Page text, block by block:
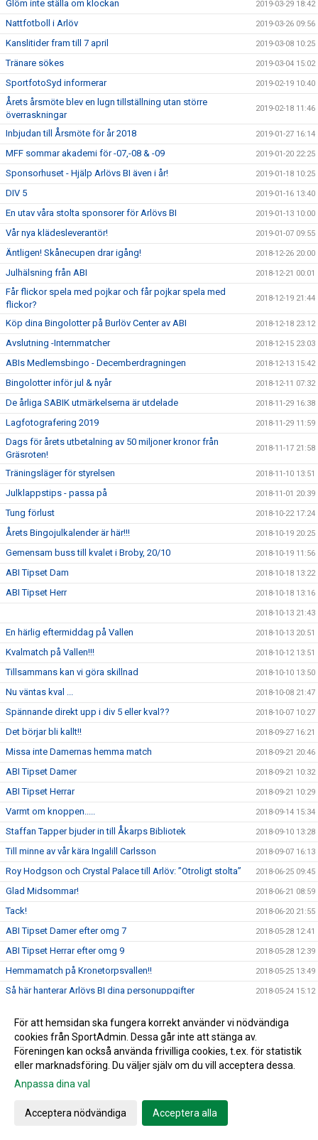
Glöm inte ställa om klockan 2019-03-29 18:42
Nattfotboll i Arlöv 2019-03-26 09:56
Kanslitider fram till 7 april 2019-03-08 10:25
Tränare sökes 2019-03-04 15:02
SportfotoSyd informerar 2019-02-19 10:40
Årets årsmöte blev en lugn tillställning utan större
överraskningar
2019-02-18 11:46
Inbjudan till Årsmöte för år 2018 2019-01-27 16:14
MFF sommar akademi för -07,-08 & -09 2019-01-20 22:25
Sponsorhuset - Hjälp Arlövs BI även i år! 2019-01-18 10:25
DIV 5 2019-01-16 13:40
En utav våra stolta sponsorer för Arlövs BI 2019-01-13 10:00
Vår nya klädesleverantör! 2019-01-07 09:55
Äntligen! Skånecupen drar igång! 2018-12-26 20:00
Julhälsning från ABI 2018-12-21 00:01
Får flickor spela med pojkar och får pojkar spela med
flickor?
2018-12-19 21:44
Köp dina Bingolotter på Burlöv Center av ABI 2018-12-18 23:12
Avslutning -Internmatcher 2018-12-15 23:03
ABIs Medlemsbingo - Decemberdragningen 2018-12-13 15:42
Bingolotter inför jul & nyår 2018-12-11 07:32
De årliga SABIK utmärkelserna är utdelade 2018-11-29 16:38
Lagfotografering 2019 2018-11-29 11:59
Dags för årets utbetalning av 50 miljoner kronor från
Gräsroten!
2018-11-17 21:58
Träningsläger för styrelsen 2018-11-10 13:51
Julklappstips - passa på 2018-11-01 20:39
Tung förlust 2018-10-22 17:24
Årets Bingojulkalender är här!!! 2018-10-19 20:25
Gemensam buss till kvalet i Broby, 20/10 2018-10-19 11:56
ABI Tipset Dam 2018-10-18 13:22
ABI Tipset Herr 2018-10-18 13:16
2018-10-13 21:43
En härlig eftermiddag på Vallen 2018-10-13 20:51
Kvalmatch på Vallen!!! 2018-10-12 13:51
Tillsammans kan vi göra skillnad 2018-10-10 13:50
Nu väntas kval ... 2018-10-08 21:47
Spännande direkt upp i div 5 eller kval?? 2018-10-07 10:27
Det börjar bli kallt!! 2018-09-27 16:21
Missa inte Damernas hemma match 2018-09-21 20:46
ABI Tipset Damer 2018-09-21 10:32
ABI Tipset Herrar 2018-09-21 10:29
Varmt om knoppen..... 2018-09-14 15:34
Staffan Tapper bjuder in till Åkarps Bibliotek 2018-09-10 13:28
Till minne av vår kära Ingalill Carlsson 2018-09-07 16:13
Roy Hodgson och Crystal Palace till Arlöv: ”Otroligt stolta” 2018-06-25 09:45
Glad Midsommar! 2018-06-21 08:59
Tack! 2018-06-20 21:55
ABI Tipset Damer efter omg 7 2018-05-28 12:41
ABI Tipset Herrar efter omg 9 2018-05-28 12:39
Hemmamatch på Kronetorpsvallen!! 2018-05-25 13:49
Så här hanterar Arlövs BI dina personuppgifter 2018-05-24 15:12
ABI Tipset Damer 2018-04-30 11:12
ABI Tipset Herrar 2018-04-30 11:10
Herrseniorer spelar hemma i kväll! 2018-04-23 14:52
Hemma premiär för vårt Damlag!!!
Missa inte årets ABI cup den 30 juni
För att hemsidan ska fungera korrekt använder vi nödvändiga
cookies från SportAdmin. Dessa går inte att stänga av.
Föreningen kan också använda frivilliga cookies, t.ex. för statistik
eller marknadsföring. Du väljer själv om du vill acceptera dessa.
Anpassa dina val
Acceptera nödvändiga Acceptera alla